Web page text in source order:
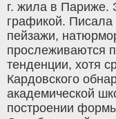
г. жила в Париже.
графикой.
пейзажи,
прослеживаются
тенденции, хотя
Кардовского
академической
построении